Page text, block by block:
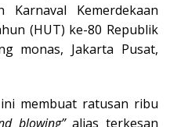
Kemerdekaan
(HUT) ke-80 Republik
monas, Jakarta Pusat,
membuat ratusan ribu
blowing”alias terkesan